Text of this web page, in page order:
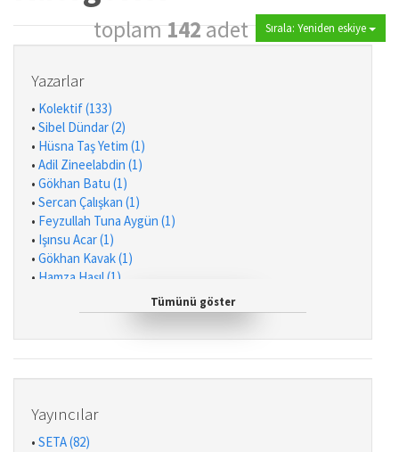
toplam142adet Sırala: Yeniden eskiye
Yazarlar
• Kolektif (133)
• Sibel Dündar (2)
• Hüsna Taş Yetim (1)
• Adil Zineelabdin (1)
• Gökhan Batu (1)
• Sercan Çalışkan (1)
• Feyzullah Tuna Aygün (1)
• Işınsu Acar (1)
• Gökhan Kavak (1)
• Hamza Haşıl (1)
İsmail Numan Telci (1)
Selçuk Bacalan (1)
Tümünü göster
Yayıncılar
• SETA (82)